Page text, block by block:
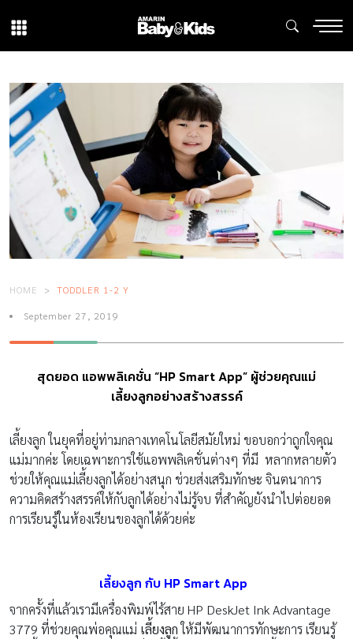
HOME TODDLER 1-2 Y
September 27, 2019
สุดยอด แอพพลิเคชั่น “HP Smart App” ผู้ช่วยคุณแม่
เลี้ยงลูกอย่างสร้างสรรค์
เลี้ยงลูก ในยุคที่อยู่ท่ามกลางเทคโนโลยีสมัยใหม่ ขอบอกว่าถูกใจคุณ
แม่มากค่ะ โดยเฉพาะการใช้แอพพลิเคชั่นต่างๆ ที่มี หลากหลายตัว
ช่วยให้คุณแม่เลี้ยงลูกได้อย่างสนุก ช่วยส่งเสริมทักษะ จินตนาการ
ความคิดสร้างสรรค์ให้กับลูกได้อย่างไม่รู้จบ ที่สำคัญยังนำไปต่อยอด
การเรียนรู้ในห้องเรียนของลูกได้ด้วยค่ะ
เลี้ยงลูก กับ HP Smart App
จากครั้งที่แล้วเรามีเครื่องพิมพ์ไร้สาย HP DeskJet Ink Advantage
3779 ที่ช่วยคุณพ่อคุณแม่ เลี้ยงลูกให้มีพัฒนาการทักษะการ เรียนรู้